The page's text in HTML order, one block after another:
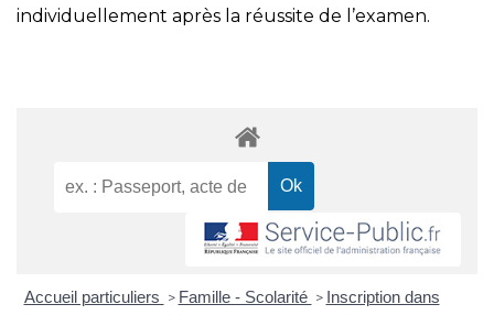
individuellement après la réussite de l’examen.
Accueil particuliers > Famille - Scolarité > Inscription dans